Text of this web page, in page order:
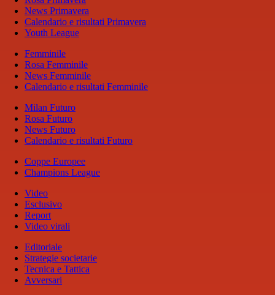
News Primavera
Calendario e risultati Primavera
Youth League
Femminile
Rosa Femminile
News Femminile
Calendario e risultati Femminile
Milan Futuro
Rosa Futuro
News Futuro
Calendario e risultati Futuro
Coppe Europee
Champions League
Video
Esclusivo
Report
Video virali
Editoriale
Strategie societarie
Tecnica e Tattica
Avversari